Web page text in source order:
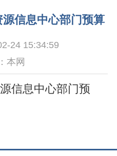
信息中心部门预算
24 15:34:59
本网
信息中心部门预